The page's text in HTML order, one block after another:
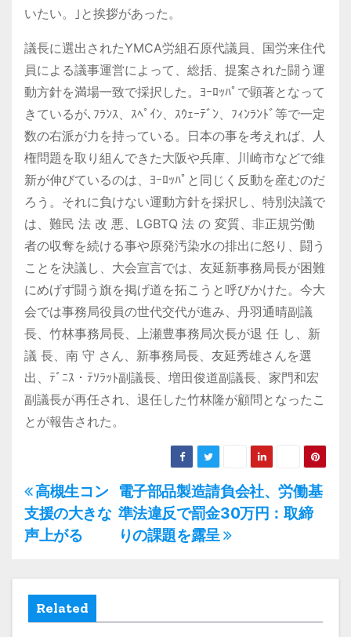
いたい。｣と挨拶があった。
議長に選出されたYMCA労組石原代議員、国労来住代
員による議事運営によって、総括、提案された闘う運
動方針を満場一致で採択した。ﾖｰﾛｯﾊﾟで顕著となって
きているが､ﾌﾗﾝｽ、ｽﾍﾟｲﾝ、ｽｳｪｰﾃﾞﾝ、ﾌｨﾝﾗﾝﾄﾞ等で一定
数の右派が力を持っている。日本の事を考えれば、人
権問題を取り組んできた大阪や兵庫、川崎市などで維
新が伸びているのは、ﾖｰﾛｯﾊﾟと同じく反動を産むのだ
ろう。それに負けない運動方針を採択し、特別決議で
は、難民 法 改 悪、LGBTQ 法 の 変質、非正規労働
者の収奪を続ける事や原発汚染水の排出に怒り、闘う
ことを決議し、大会宣言では、友延新事務局長が困難
にめげず闘う旗を掲げ道を拓こうと呼びかけた。今大
会では事務局役員の世代交代が進み、丹羽通晴副議
長、竹林事務局長、上瀬豊事務局次長が退 任 し、新
議 長、南 守 さん、新事務局長、友延秀雄さんを選
出、ﾃﾞﾆｽ・ﾃｿﾗｯﾄ副議長、増田俊道副議長、家門和宏
副議長が再任され、退任した竹林隆が顧問となったこ
とが報告された。
投
稿
ビ
ゲ
電子部品製造請負会社、労働基
準法違反で罰金30万円：取締
りの課題を露呈
高槻生コン
支援の大きな
声上がる
Related